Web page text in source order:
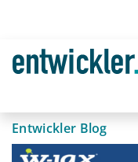
Entwickler Blog